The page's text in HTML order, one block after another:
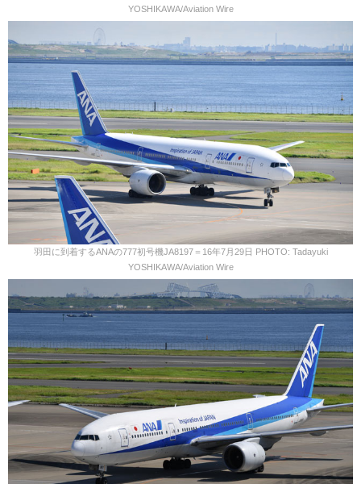
YOSHIKAWA/Aviation Wire
羽田に到着するANAの777初号機JA8197＝16年7月29日 PHOTO: Tadayuki
YOSHIKAWA/Aviation Wire